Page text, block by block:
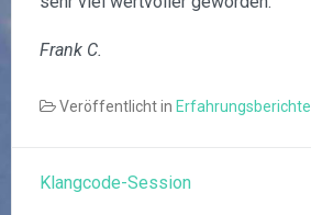
Frank C.
Veröffentlicht in Erfahrungsberichte
Klangcode-Session